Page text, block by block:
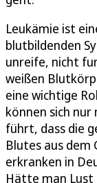
Leukämie ist
blutbildenden
unreife, nicht
weißen
eine wichtige
können sich nur
führt, dass die
Blutes aus dem
erkranken in
Hätte man Lust